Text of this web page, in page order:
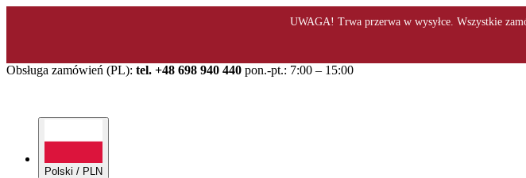
Obsługa zamówień (PL): tel. +48 698 940 440 pon.-pt.: 7:00 – 15:00
Polski / PLN